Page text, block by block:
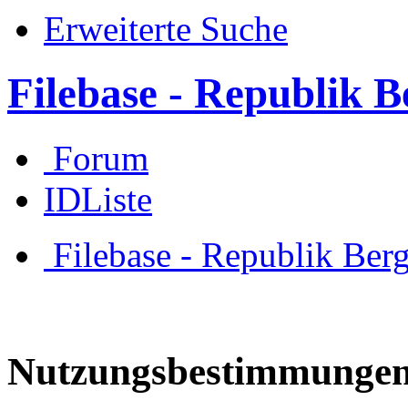
Erweiterte Suche
Filebase - Republik
Forum
IDListe
Filebase - Republik